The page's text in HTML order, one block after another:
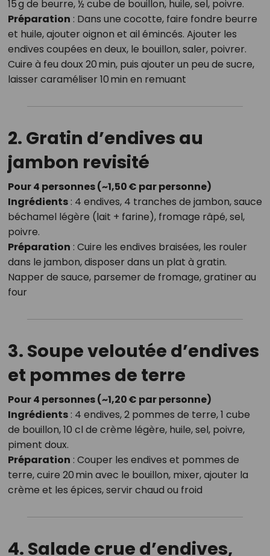
15 g de beurre, ½ cube de bouillon, huile, sel, poivre.
Préparation : Dans une cocotte, faire fondre beurre
et huile, ajouter oignon et ail émincés. Ajouter les
endives coupées en deux, le bouillon, saler, poivrer.
Cuire à feu doux 20 min, puis ajouter un peu de sucre,
laisser caraméliser 10 min en remuant
2. Gratin d’endives au
jambon revisité
Pour 4 personnes (~1,50 € par personne)
Ingrédients: 4 endives, 4 tranches de jambon, sauce
béchamel légère (lait + farine), fromage râpé, sel,
poivre.
Préparation : Cuire les endives braisées, les rouler
dans le jambon, disposer dans un plat à gratin.
Napper de sauce, parsemer de fromage, gratiner au
four
3. Soupe veloutée d’endives
et pommes de terre
Pour 4 personnes (~1,20 € par personne)
Ingrédients: 4 endives, 2 pommes de terre, 1 cube
de bouillon, 10 cl de crème légère, huile, sel, poivre,
piment doux.
Préparation : Couper les endives et pommes de
terre, cuire 20 min avec le bouillon, mixer, ajouter la
crème et les épices, servir chaud ou froid
4. Salade crue d’endives,